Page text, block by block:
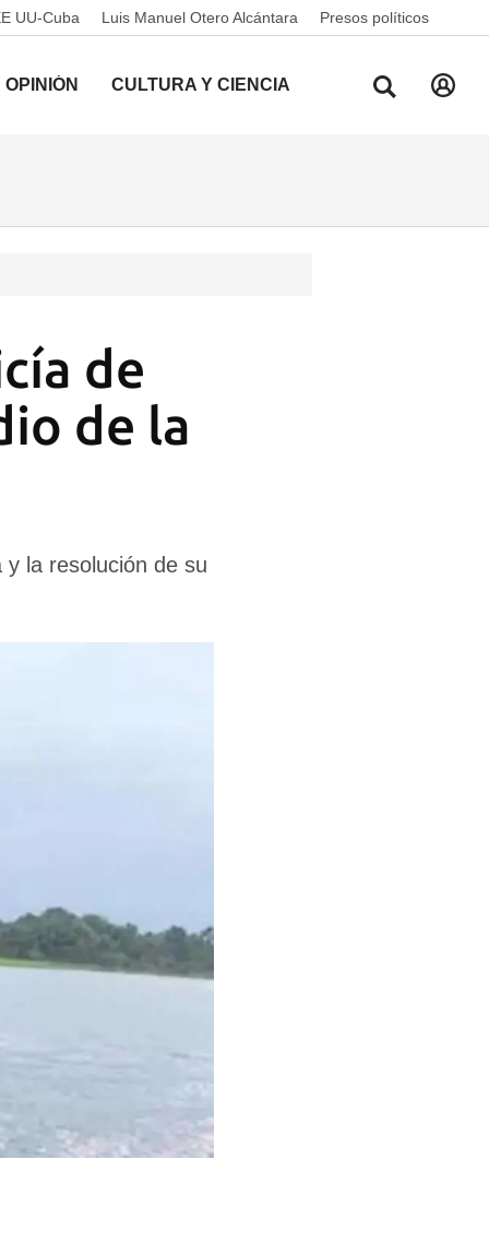
UU-Cuba Luis Manuel Otero Alcántara Presos políticos
OPINIÓN CULTURA Y CIENCIA
de
de la
la resolución de su